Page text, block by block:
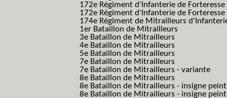
172e Régiment d'Infanterie de
172e Régiment d'Infanterie de
174e Régiment de Mitrailleurs
1er Bataillon de Mitrailleurs
3e Bataillon de Mitrailleurs
4e Bataillon de Mitrailleurs
5e Bataillon de Mitrailleurs
7e Bataillon de Mitrailleurs
7e Bataillon de Mitrailleurs - variante
8e Bataillon de Mitrailleurs
8e Bataillon de Mitrailleurs - insigne peint
8e Bataillon de Mitrailleurs - insigne